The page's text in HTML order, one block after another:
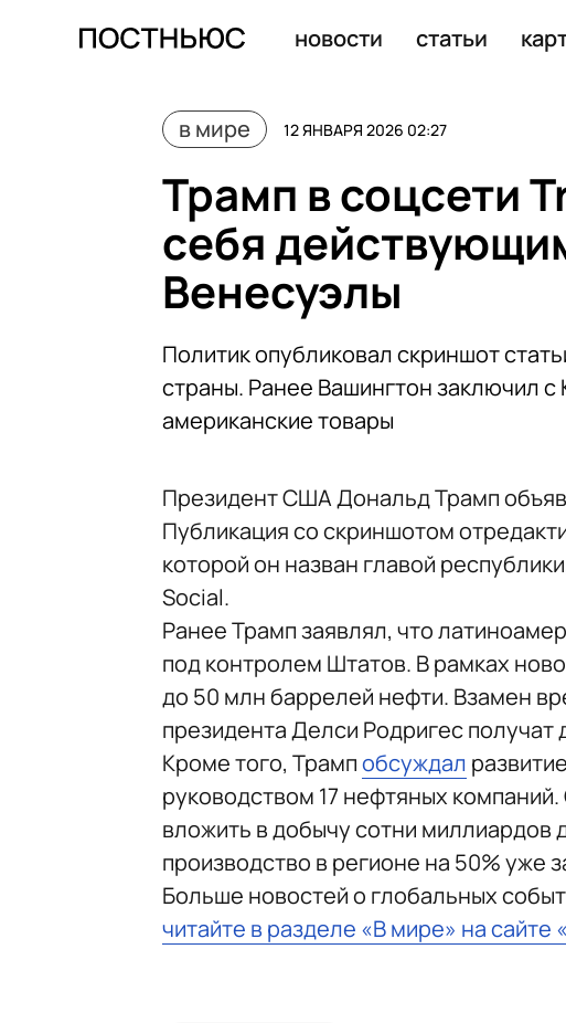
новости статьи
в мире 12 ЯНВАРЯ 2026 02:27
Трамп в соцсети
себя
Венесуэлы
Политик опубликовал скриншот
страны. Ранее Вашингтон заключил
американские товары
Президент США Дональд Трамп
Публикация со скриншотом
которой он назван главой
Social.
Ранее Трамп заявлял, что
под контролем Штатов. В рамках
до 50 млн баррелей нефти. Взамен
президента Делси Родригес получат
Кроме того, Трампобсуждал
руководством 17 нефтяных
вложить в добычу сотни миллиардов
производство в регионе на 50% уже
Больше новостей о глобальных
читайте в разделе «В мире» на сайте